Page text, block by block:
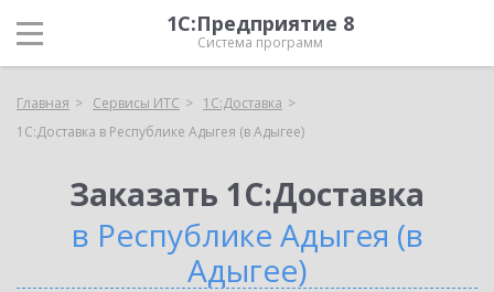
1С:Предприятие 8
Система программ
Главная Сервисы ИТС
1С:Доставка
1С:Доставка в Республике Адыгея (в Адыгее)
Заказать 1С:Доставка
в Республике Адыгея (в
Адыгее)